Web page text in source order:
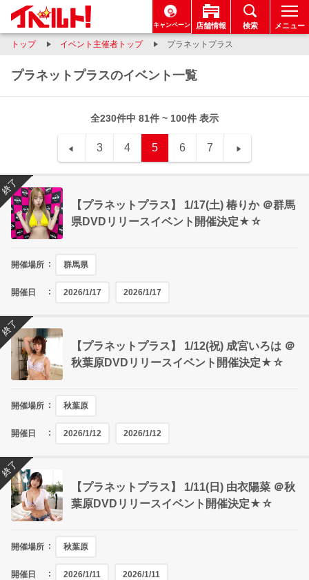
キャンペーン 店舗情報 検索 メニュー
トップ イベント主催者トップ プラネットプラス
プラネットプラスのイベント一覧
全230件中 81件 ~ 100件 表示
3 4 5 6 7
【プラネットプラス】 1/17(土) 椿りか ＠群馬
県DVDリリースイベント開催決定★☆
開催場所 群馬県
開催日 2026/1/17 2026/1/17
終了
【プラネットプラス】 1/12(祝) 成宮いろは ＠
秋葉原DVDリリースイベント開催決定★☆
開催場所 秋葉原
開催日 2026/1/12 2026/1/12
終了
【プラネットプラス】 1/11(日) 由衣陽菜 ＠秋
葉原DVDリリースイベント開催決定★☆
開催場所 秋葉原
開催日 2026/1/11 2026/1/11
終了